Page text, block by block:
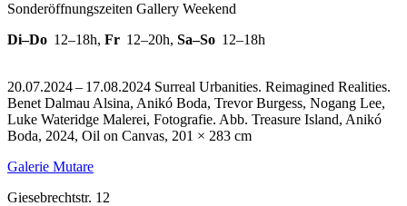
Sonderöffnungszeiten Gallery Weekend
Di–Do 12–18h, Fr 12–20h, Sa–So 12–18h
20.07.2024 – 17.08.2024 Surreal Urbanities. Reimagined Realities.
Benet Dalmau Alsina, Anikó Boda, Trevor Burgess, Nogang Lee,
Luke Wateridge Malerei, Fotografie. Abb. Treasure Island, Anikó
Boda, 2024, Oil on Canvas, 201 × 283 cm
Galerie Mutare
Giesebrechtstr. 12